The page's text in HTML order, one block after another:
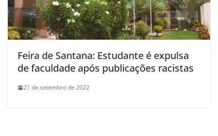
Feira de Santana: Estudante é expulsa
de faculdade após publicações racistas
21 de setembro de 2022